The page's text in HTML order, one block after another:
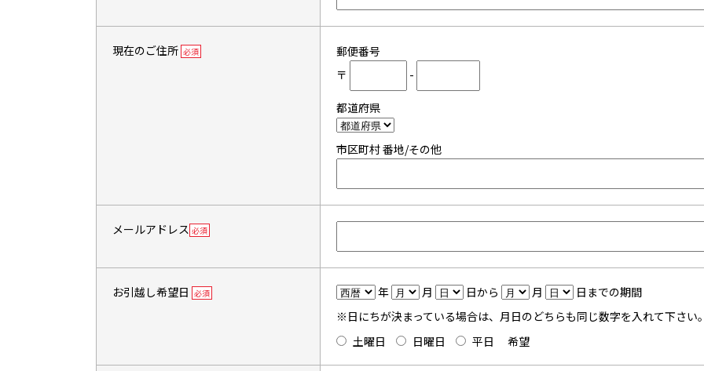
現在のご住所 必須
郵便番号
〒
-
都道府県
市区町村 番地/その他
メールアドレス 必須
お引越し希望日 必須 年 月 日から 月
日までの期間
※日にちが決まっている場合は、月日のどちらも同じ数字を入れて下さい
土曜日
日曜日 平日 希望